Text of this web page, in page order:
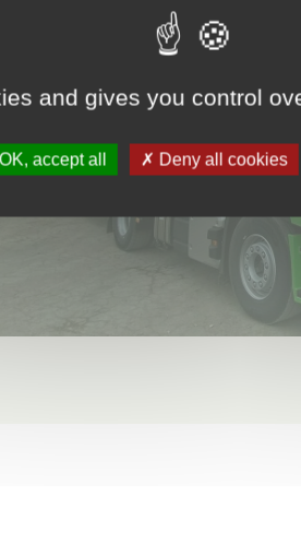
TRANSPORTS
and gives you control
OK, accept all Deny all cookies